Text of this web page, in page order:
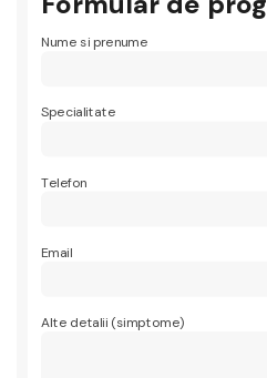
Nume si prenume
Specialitate
Telefon
Email
Alte detalii (simptome)